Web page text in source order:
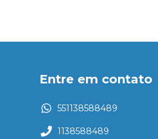
Entre em contato
551138588489
1138588489